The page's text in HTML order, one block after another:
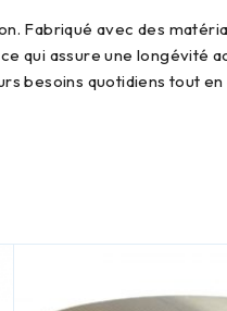
qui assure une longévité
besoins quotidiens tout